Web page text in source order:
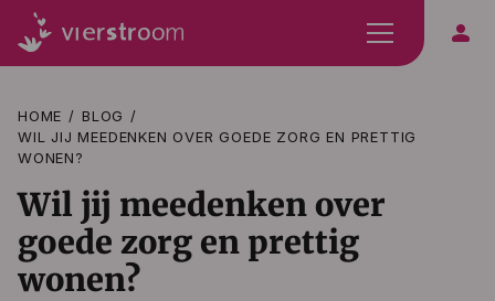
person
HOME
BLOG
WIL JIJ MEEDENKEN OVER GOEDE ZORG EN PRETTIG
WONEN?
Wil jij meedenken over
goede zorg en prettig
wonen?